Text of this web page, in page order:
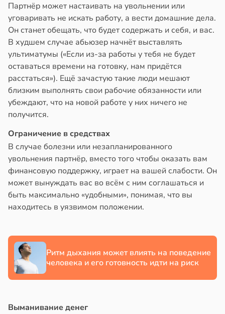
Партнёр может настаивать на увольнении или
уговаривать не искать работу, а вести домашние дела.
Он станет обещать, что будет содержать и себя, и вас.
В худшем случае абьюзер начнёт выставлять
ультиматумы («Если из-за работы у тебя не будет
оставаться времени на готовку, нам придётся
расстаться»). Ещё зачастую такие люди мешают
близким выполнять свои рабочие обязанности или
убеждают, что на новой работе у них ничего не
получится.
Ограничение в средствах
В случае болезни или незапланированного
увольнения партнёр, вместо того чтобы оказать вам
финансовую поддержку, играет на вашей слабости. Он
может вынуждать вас во всём с ним соглашаться и
быть максимально «удобными», понимая, что вы
находитесь в уязвимом положении.
Ритм дыхания может влиять на поведение
человека и его готовность идти на риск
Выманивание денег